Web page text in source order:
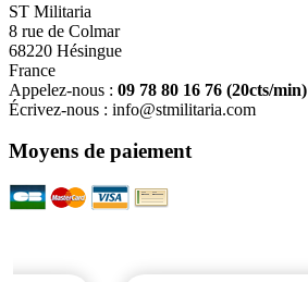
ST Militaria
8 rue de Colmar
68220 Hésingue
France
Appelez-nous : 09 78 80 16 76 (20cts/min)
Écrivez-nous : info@stmilitaria.com
Moyens de paiement